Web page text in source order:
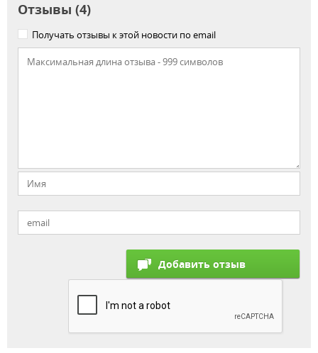
Отзывы (4)
Получать отзывы к этой новости по email